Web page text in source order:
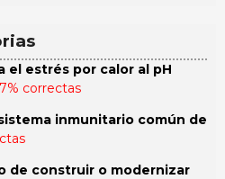
el estrés por calor al pH
correctas
inmunitario común de
de construir o modernizar